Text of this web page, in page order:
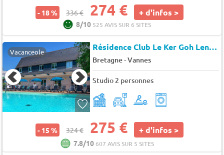
- 18 % 336 € 274 € + d'infos >
8/10 525 AVIS SUR 6 SITES
Vacanceole Résidence Club Le Ker Goh Lenn
Bretagne-Vannes
Studio 2 personnes
- 15 % 324 € 275 € + d'infos >
7.8/10607 AVIS SUR 5 SITES